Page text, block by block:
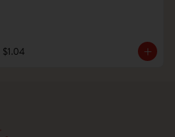
$1.04